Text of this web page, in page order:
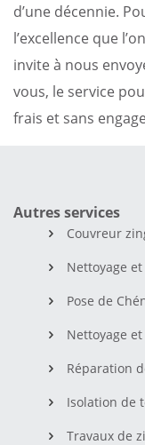
d’une décennie.
l’excellence que
invite à nous
vous, le service
frais et sans
Autres services
Couvreur
Nettoyage
Pose de
Nettoyage
Réparation
Isolation de
Travaux de